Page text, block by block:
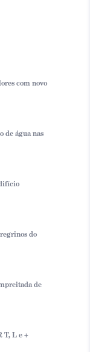
com novo
de água nas
do
de
T, L e +